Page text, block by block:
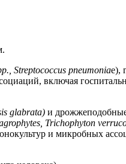
Streptococcus pneumoniae),
включая
glabrata) и
Trichophyton
и микробных